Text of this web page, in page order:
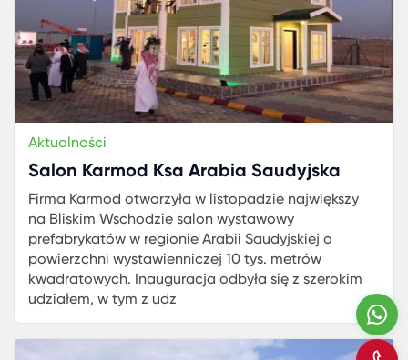
Aktualności
Salon Karmod Ksa Arabia Saudyjska
Firma Karmod otworzyła w listopadzie największy
na Bliskim Wschodzie salon wystawowy
prefabrykatów w regionie Arabii Saudyjskiej o
powierzchni wystawienniczej 10 tys. metrów
kwadratowych. Inauguracja odbyła się z szerokim
udziałem, w tym z udz